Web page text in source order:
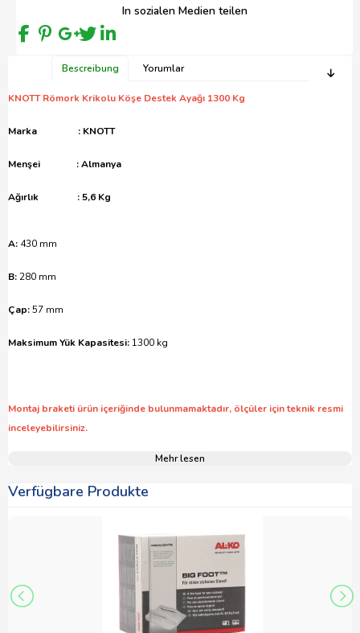
In sozialen Medien teilen
Bescreibung Yorumlar
KNOTT Römork Krikolu Köşe Destek Ayağı 1300 Kg
Marka : KNOTT
Menşei : Almanya
Ağırlık : 5,6 Kg
A: 430 mm
B:280 mm
Çap:57 mm
Maksimum Yük Kapasitesi: 1300 kg
Montaj braketi ürün içeriğinde bulunmamaktadır, ölçüler için teknik resmi
inceleyebilirsiniz.
Mehr lesen
Verfügbare Produkte